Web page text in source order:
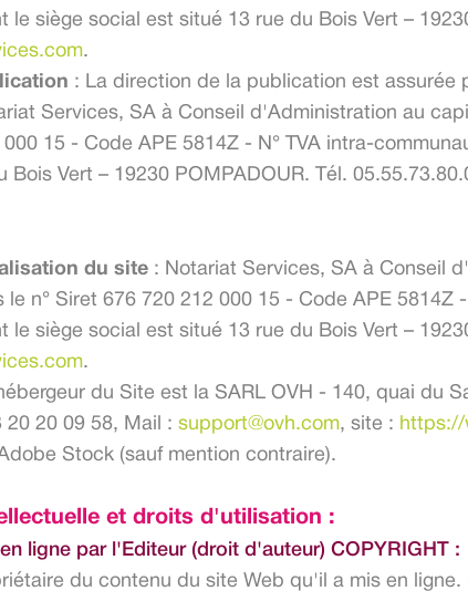
le siège social est situé 13 rue du Bois Vert –
.
: La direction de la publication est assurée
Services, SA à Conseil d'Administration au
15 - Code APE 5814Z - N° TVA intra-
Bois Vert – 19230 POMPADOUR. Tél.
du site : Notariat Services, SA à Conseil
le n° Siret 676 720 212 000 15 - Code APE 5814Z
le siège social est situé 13 rue du Bois Vert –
.
du Site est la SARL OVH - 140, quai du
20 20 09 58, Mail : support@ovh.com, site :
Stock (sauf mention contraire).
et droits d'utilisation :
ligne par l'Editeur (droit d'auteur) COPYRIGHT :
du contenu du site Web qu'il a mis en